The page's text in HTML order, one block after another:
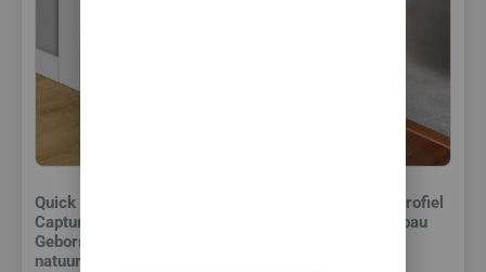
Quick Step Incizo profiel
Capture 4762
Geborstelde eik warm
natuur
Quick Step Incizo profiel
Capture 4760 Merbau